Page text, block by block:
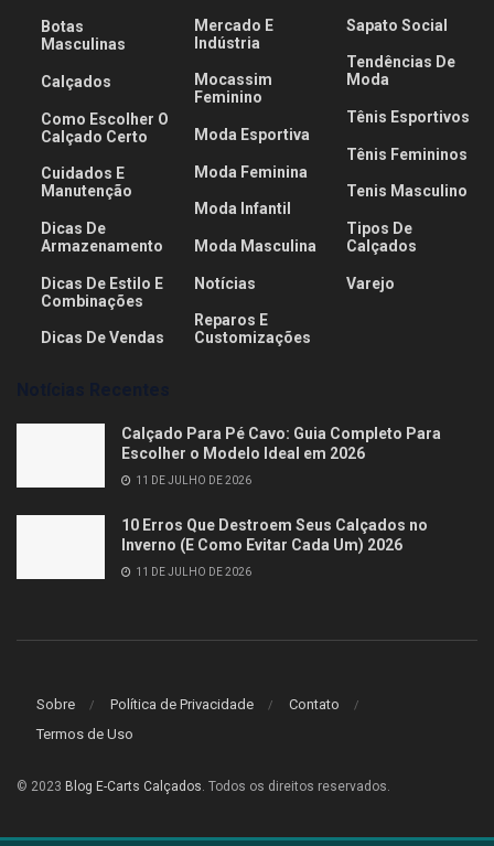
Botas
Masculinas
Calçados
Como Escolher O
Calçado Certo
Cuidados E
Manutenção
Dicas De
Armazenamento
Dicas De Estilo E
Combinações
Dicas De Vendas
Mercado E
Indústria
Mocassim
Feminino
Moda Esportiva
Moda Feminina
Moda Infantil
Moda Masculina
Notícias
Reparos E
Customizações
Sapato Social
Tendências De
Moda
Tênis Esportivos
Tênis Femininos
Tenis Masculino
Tipos De
Calçados
Varejo
Calçado Para Pé Cavo: Guia Completo Para
Escolher o Modelo Ideal em 2026
11 DE JULHO DE 2026
10 Erros Que Destroem Seus Calçados no
Inverno (E Como Evitar Cada Um) 2026
11 DE JULHO DE 2026
Sobre Política de Privacidade
Contato
Termos de Uso
© 2023 Blog E-Carts Calçados. Todos os direitos reservados.